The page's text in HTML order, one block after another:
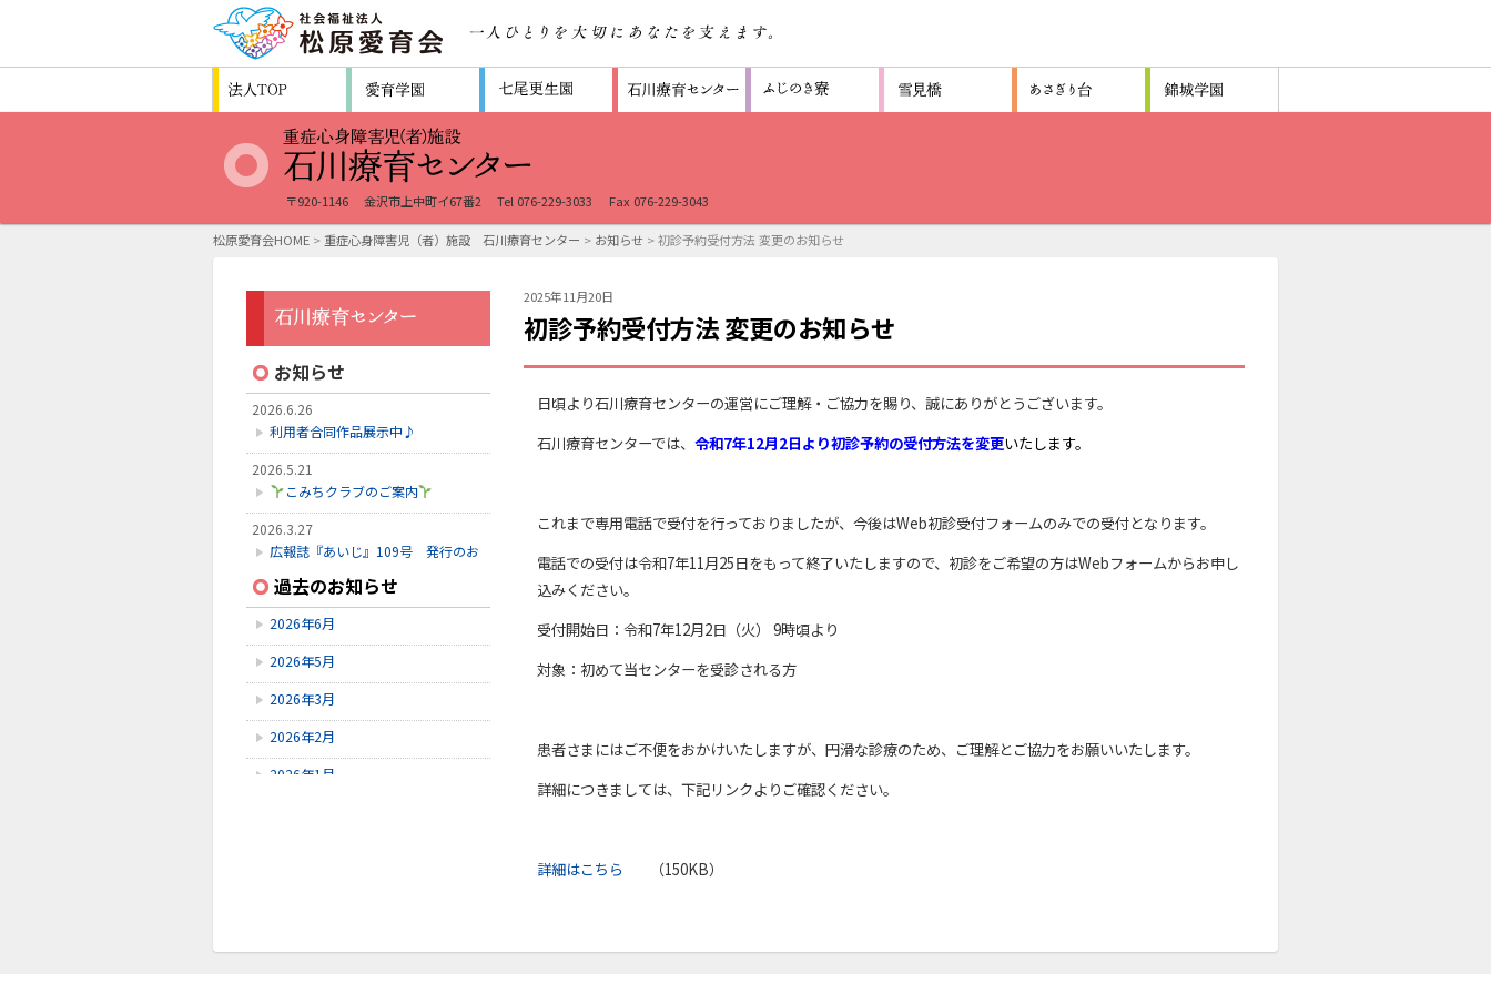
〒920-1146 金沢市上中町イ67番2 Tel 076-229-3033 Fax 076-229-3043
松原愛育会HOME >重症心身障害児（者）施設 石川療育センター > お知らせ > 初診予約受付方法 変更のお知らせ
2025年11月20日
初診予約受付方法 変更のお知らせ
日頃より石川療育センターの運営にご理解・ご協力を賜り、誠にありがとうございます。
石川療育センターでは、 令和7年12月2日より初診予約の受付方法を変更いたします。
これまで専用電話で受付を行っておりましたが、今後はWeb初診受付フォームのみでの受付となります。
電話での受付は令和7年11月25日をもって終了いたしますので、初診をご希望の方はWebフォームからお申し
込みください。
受付開始日：令和7年12月2日（火） 9時頃より
対象：初めて当センターを受診される方
患者さまにはご不便をおかけいたしますが、円滑な診療のため、ご理解とご協力をお願いいたします。
詳細につきましては、下記リンクよりご確認ください。
詳細はこちら （150KB）
お知らせ
2026.6.26
利用者合同作品展示中♪
2026.5.21
こみちクラブのご案内
2026.3.27
広報誌『あいじ』109号 発行のお
2026.3.24
初診受付方法 見直しのお知らせ
2026.2.28
3月こみちクラブのお知らせ
過去のお知らせ
2026年6月
2026年5月
2026年3月
2026年2月
2026年1月